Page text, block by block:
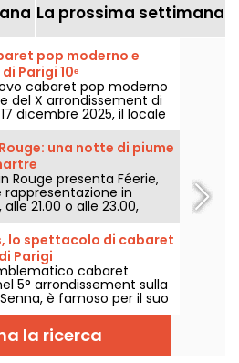
La prossima settimana
pop moderno e
Parigi 10ᵉ
cabaret pop moderno
del X arrondissement di
dicembre 2025, il locale
spettacoli
après-spectacle
tutto avvolto in
e sofisticata studiata per
notturna
pronti a uscire dagli
una notte di piume
Rouge presenta Féerie,
in
21.00 o alle 23.00,
da una cena creata dallo
lo spettacolo di cabaret
Parigi
cabaret
5° arrondissement sulla
è famoso per il suo
che si svolge ogni sera
e in un'atmosfera
rappresentata qui è
Paradis", uno spettacolo di
la ricerca